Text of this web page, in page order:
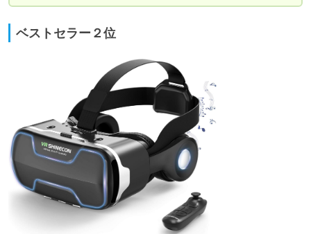
ベストセラー２位